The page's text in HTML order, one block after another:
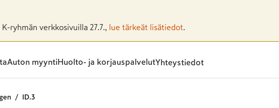
ryhmän verkkosivuilla 27.7., lue tärkeät lisätiedot
Auton myynti Huolto- ja korjauspalvelutYhteystiedot
ID.3